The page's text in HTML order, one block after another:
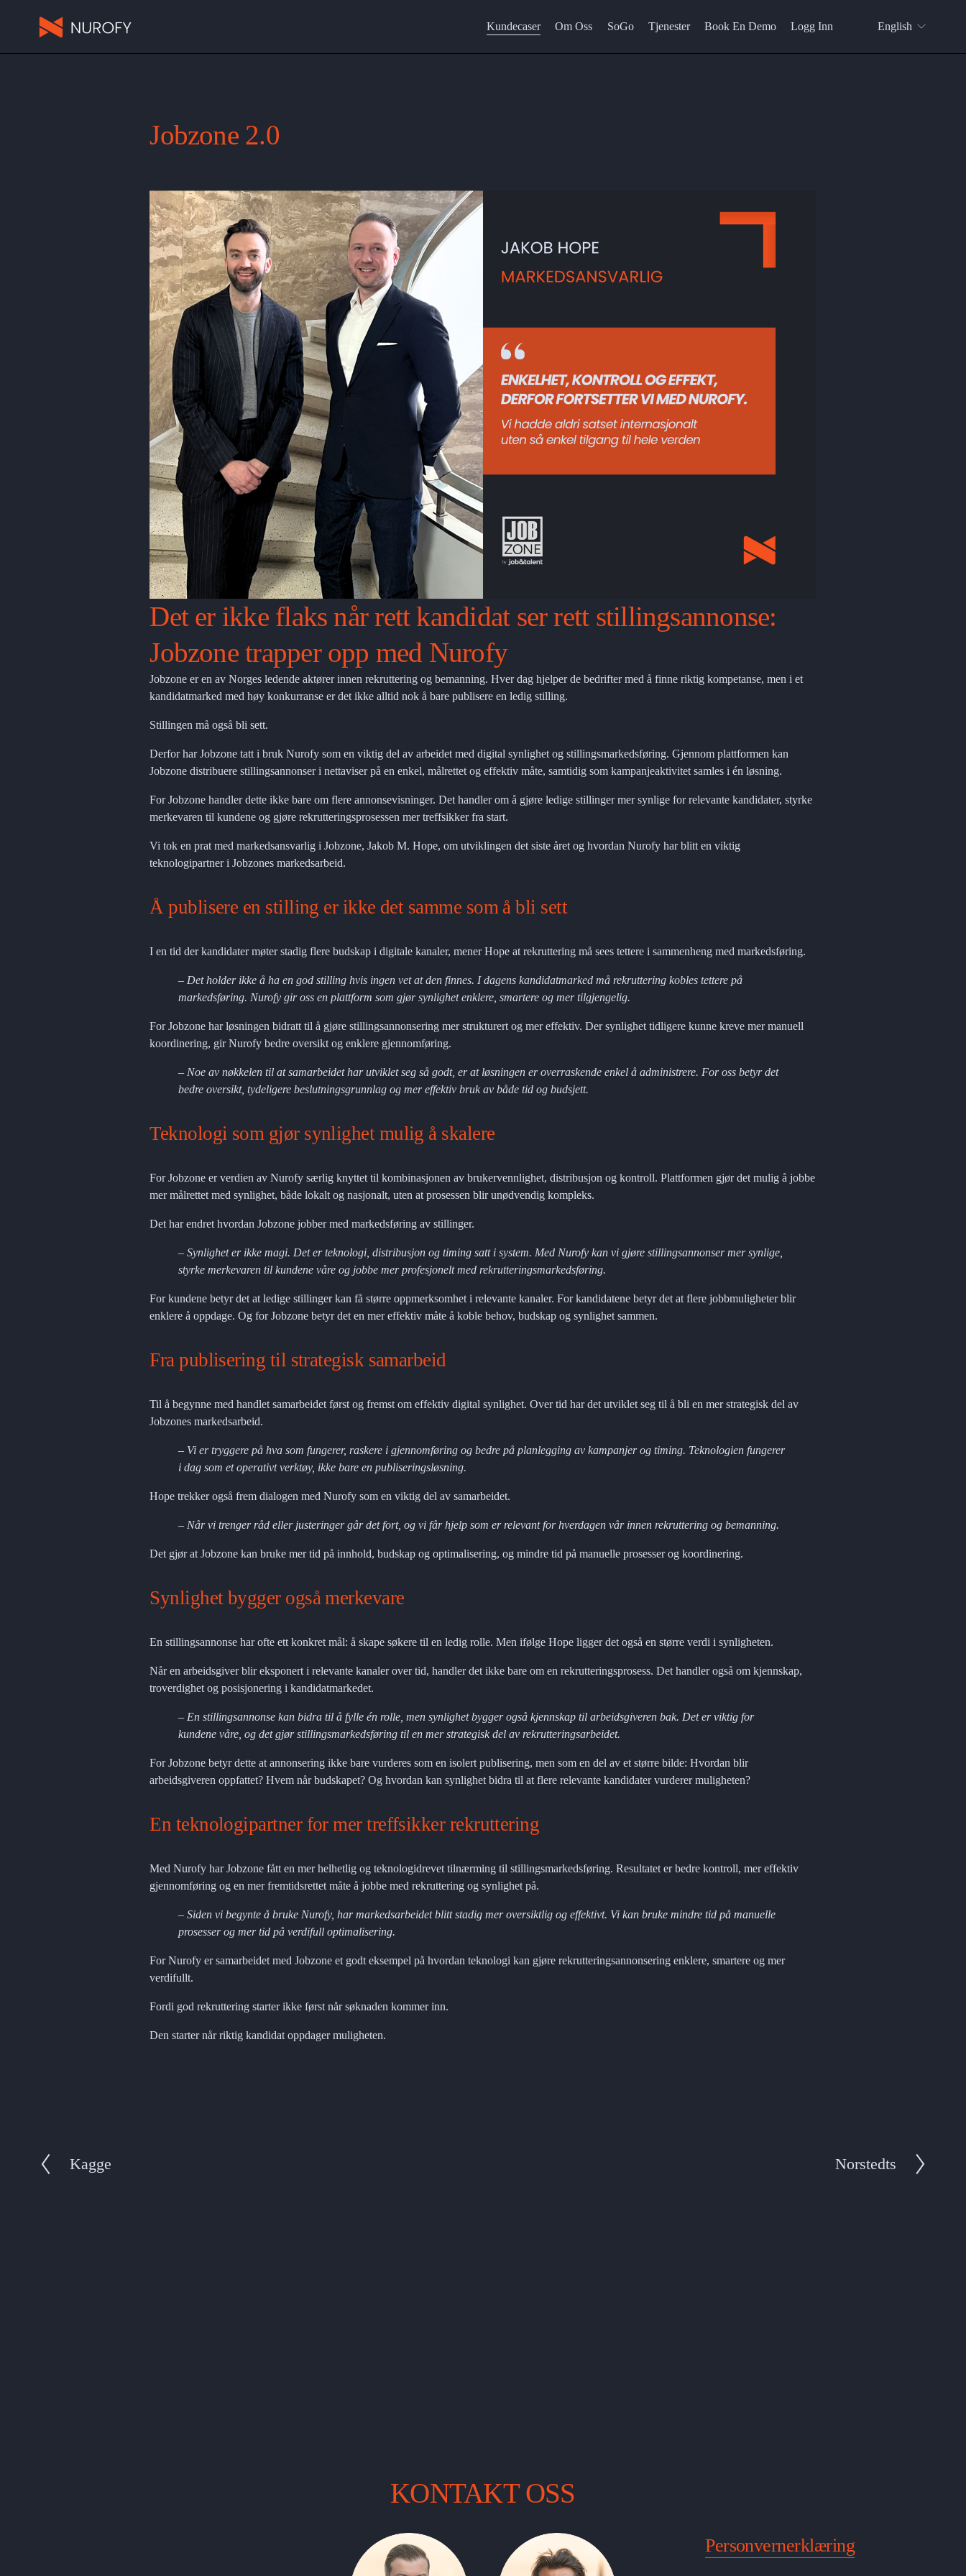
Kundecaser Om Oss SoGo Tjenester Book En Demo Logg Inn English
Jobzone 2.0
Det er ikke flaks når rett kandidat ser rett stillingsannonse:
Jobzone trapper opp med Nurofy
Jobzone er en av Norges ledende aktører innen rekruttering og bemanning. Hver dag hjelper de bedrifter med å finne riktig kompetanse, men i et
kandidatmarked med høy konkurranse er det ikke alltid nok å bare publisere en ledig stilling.
Stillingen må også bli sett.
Derfor har Jobzone tatt i bruk Nurofy som en viktig del av arbeidet med digital synlighet og stillingsmarkedsføring. Gjennom plattformen kan
Jobzone distribuere stillingsannonser i nettaviser på en enkel, målrettet og effektiv måte, samtidig som kampanjeaktivitet samles i én løsning.
For Jobzone handler dette ikke bare om flere annonsevisninger. Det handler om å gjøre ledige stillinger mer synlige for relevante kandidater, styrke
merkevaren til kundene og gjøre rekrutteringsprosessen mer treffsikker fra start.
Vi tok en prat med markedsansvarlig i Jobzone, Jakob M. Hope, om utviklingen det siste året og hvordan Nurofy har blitt en viktig
teknologipartner i Jobzones markedsarbeid.
Å publisere en stilling er ikke det samme som å bli sett
I en tid der kandidater møter stadig flere budskap i digitale kanaler, mener Hope at rekruttering må sees tettere i sammenheng med markedsføring.
– Det holder ikke å ha en god stilling hvis ingen vet at den finnes. I dagens kandidatmarked må rekruttering kobles tettere på
markedsføring. Nurofy gir oss en plattform som gjør synlighet enklere, smartere og mer tilgjengelig.
For Jobzone har løsningen bidratt til å gjøre stillingsannonsering mer strukturert og mer effektiv. Der synlighet tidligere kunne kreve mer manuell
koordinering, gir Nurofy bedre oversikt og enklere gjennomføring.
– Noe av nøkkelen til at samarbeidet har utviklet seg så godt, er at løsningen er overraskende enkel å administrere. For oss betyr det
bedre oversikt, tydeligere beslutningsgrunnlag og mer effektiv bruk av både tid og budsjett.
Teknologi som gjør synlighet mulig å skalere
For Jobzone er verdien av Nurofy særlig knyttet til kombinasjonen av brukervennlighet, distribusjon og kontroll. Plattformen gjør det mulig å jobbe
mer målrettet med synlighet, både lokalt og nasjonalt, uten at prosessen blir unødvendig kompleks.
Det har endret hvordan Jobzone jobber med markedsføring av stillinger.
– Synlighet er ikke magi. Det er teknologi, distribusjon og timing satt i system. Med Nurofy kan vi gjøre stillingsannonser mer synlige,
styrke merkevaren til kundene våre og jobbe mer profesjonelt med rekrutteringsmarkedsføring.
For kundene betyr det at ledige stillinger kan få større oppmerksomhet i relevante kanaler. For kandidatene betyr det at flere jobbmuligheter blir
enklere å oppdage. Og for Jobzone betyr det en mer effektiv måte å koble behov, budskap og synlighet sammen.
Fra publisering til strategisk samarbeid
Til å begynne med handlet samarbeidet først og fremst om effektiv digital synlighet. Over tid har det utviklet seg til å bli en mer strategisk del av
Jobzones markedsarbeid.
– Vi er tryggere på hva som fungerer, raskere i gjennomføring og bedre på planlegging av kampanjer og timing. Teknologien fungerer
i dag som et operativt verktøy, ikke bare en publiseringsløsning.
Hope trekker også frem dialogen med Nurofy som en viktig del av samarbeidet.
– Når vi trenger råd eller justeringer går det fort, og vi får hjelp som er relevant for hverdagen vår innen rekruttering og bemanning.
Det gjør at Jobzone kan bruke mer tid på innhold, budskap og optimalisering, og mindre tid på manuelle prosesser og koordinering.
Synlighet bygger også merkevare
En stillingsannonse har ofte ett konkret mål: å skape søkere til en ledig rolle. Men ifølge Hope ligger det også en større verdi i synligheten.
Når en arbeidsgiver blir eksponert i relevante kanaler over tid, handler det ikke bare om en rekrutteringsprosess. Det handler også om kjennskap,
troverdighet og posisjonering i kandidatmarkedet.
– En stillingsannonse kan bidra til å fylle én rolle, men synlighet bygger også kjennskap til arbeidsgiveren bak. Det er viktig for
kundene våre, og det gjør stillingsmarkedsføring til en mer strategisk del av rekrutteringsarbeidet.
For Jobzone betyr dette at annonsering ikke bare vurderes som en isolert publisering, men som en del av et større bilde: Hvordan blir
arbeidsgiveren oppfattet? Hvem når budskapet? Og hvordan kan synlighet bidra til at flere relevante kandidater vurderer muligheten?
En teknologipartner for mer treffsikker rekruttering
Med Nurofy har Jobzone fått en mer helhetlig og teknologidrevet tilnærming til stillingsmarkedsføring. Resultatet er bedre kontroll, mer effektiv
gjennomføring og en mer fremtidsrettet måte å jobbe med rekruttering og synlighet på.
– Siden vi begynte å bruke Nurofy, har markedsarbeidet blitt stadig mer oversiktlig og effektivt. Vi kan bruke mindre tid på manuelle
prosesser og mer tid på verdifull optimalisering.
For Nurofy er samarbeidet med Jobzone et godt eksempel på hvordan teknologi kan gjøre rekrutteringsannonsering enklere, smartere og mer
verdifullt.
Fordi god rekruttering starter ikke først når søknaden kommer inn.
Den starter når riktig kandidat oppdager muligheten.
P
Kagge
N
Norstedts
KONTAKT OSS
Personvernerklæring